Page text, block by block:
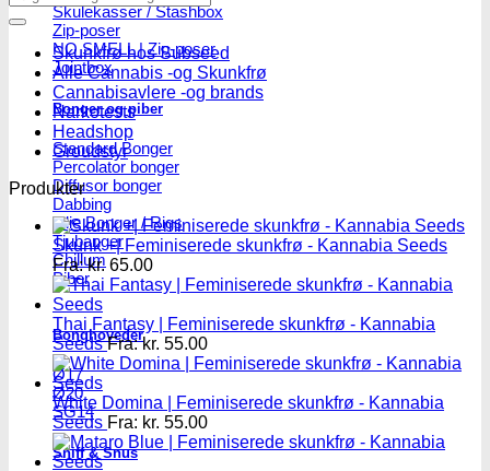
Skulekasser / Stashbox
Zip-poser
NO SMELL | Zip-poser
Jointbox
Bonger og piber
Standard Bonger
Percolator bonger
Diffusor bonger
Dabbing
Olie Bonger / Rigs
Tjubanger
Chillum
Piber
Bonghoveder
Ø17
Ø20
SG14
Sniff & Snus
efter:
Skunkfrø hos Subseed
Alle Cannabis -og Skunkfrø
Cannabisavlere -og brands
Narkotests
Headshop
Groudstyr
Produkter
Skunk +| Feminiserede skunkfrø - Kannabia Seeds
Fra:kr.65.00
Thai Fantasy | Feminiserede skunkfrø - Kannabia
Seeds Fra:kr. 55.00
White Domina | Feminiserede skunkfrø - Kannabia
Seeds Fra: kr. 55.00